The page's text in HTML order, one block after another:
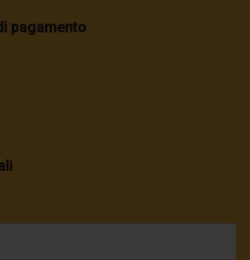
pagamento